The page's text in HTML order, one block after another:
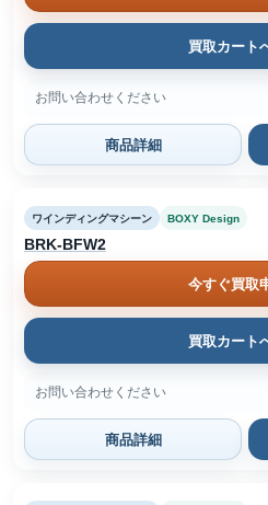
買取カート
お問い合わせください
商品詳細
ワインディングマシーン BOXY Design
BRK-BFW2
今すぐ買取
買取カート
お問い合わせください
商品詳細